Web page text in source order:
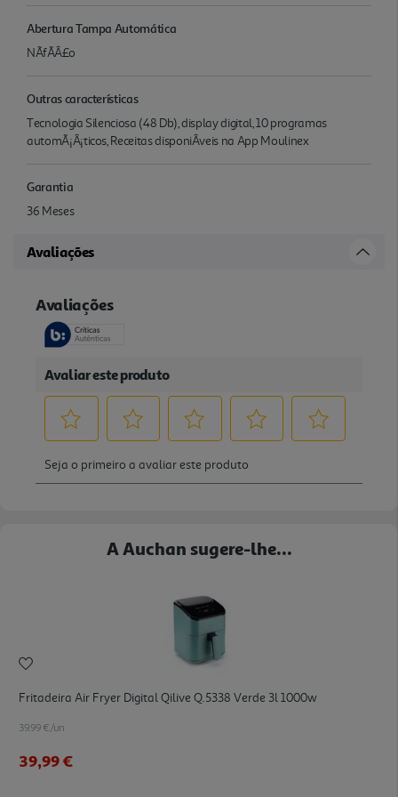
Abertura Tampa Automática
NÃfÃÂ£o
Outras características
Tecnologia Silenciosa (48 Db), display digital, 10 programas
automÃ¡Â¡ticos, Receitas disponiÂ­veis na App Moulinex
Garantia
36 Meses
Avaliações
A Auchan sugere-lhe...
Fritadeira Air Fryer Digital Qilive Q.5338 Verde 3l 1000w
39.99 €/un
39,99 €